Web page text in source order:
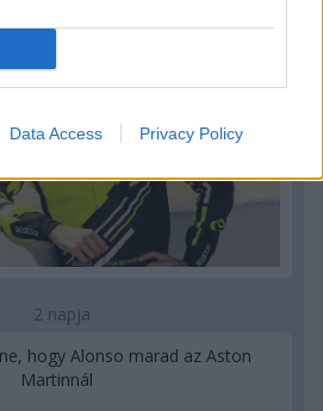
Data Access Privacy Policy
2 napja
hogy Alonso marad az Aston
Martinnál